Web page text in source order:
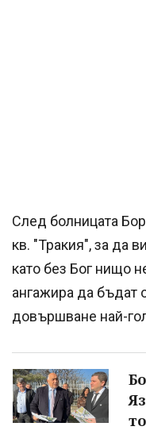
След болницата
кв. "Тракия", за да
като без Бог нищо
ангажира да бъдат
довършване най-